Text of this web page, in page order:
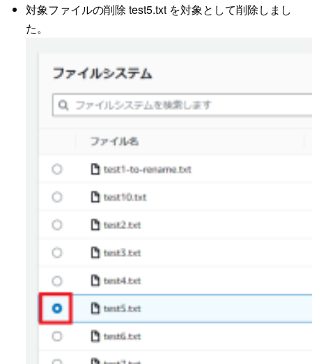
対象ファイルの削除 test5.txt を対象として削除しまし
た。